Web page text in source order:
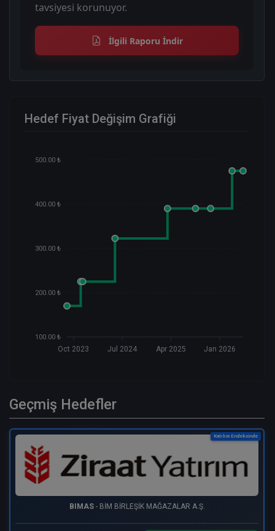
tavsiyesi korunuyor.
İlgili Raporu İndir
Hedef Fiyat Değişim Grafiği
500.00 ₺
400.00 ₺
300.00 ₺
200.00 ₺
100.00 ₺
Oct 2023 Jul 2024 Apr 2025 Jan 2026
Geçmiş Hedefler
Katılım Endeksinde
BIMAS- BİM BİRLEŞİK MAĞAZALAR A.Ş.